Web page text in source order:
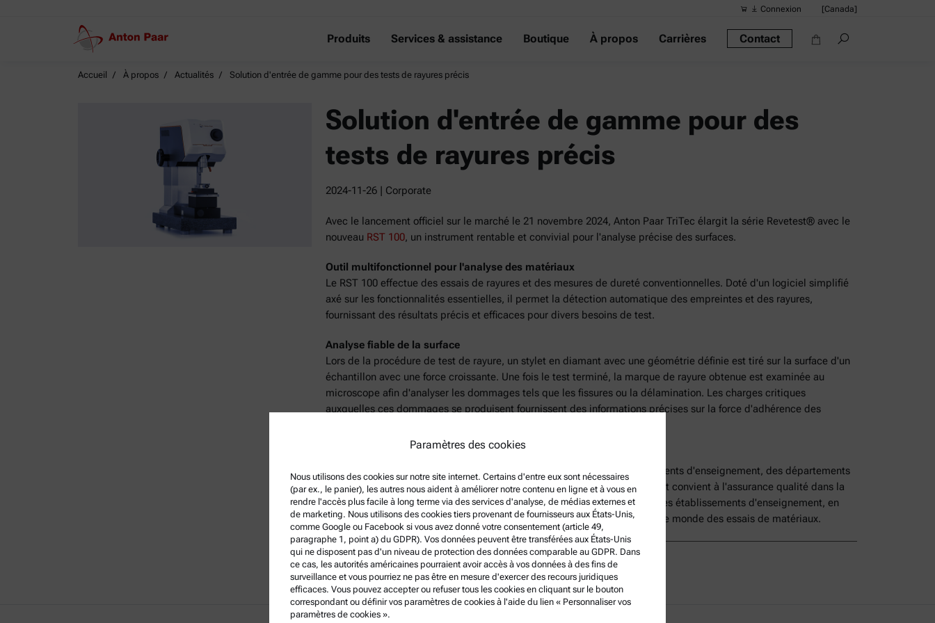
Connexion [Canada]
Produits Services & assistance Boutique À propos Carrières Contact
Accueil À propos Actualités Solution d'entrée de gamme pour des tests de rayures précis
Solution d'entrée de gamme pour des
tests de rayures précis
2024-11-26 | Corporate
Avec le lancement officiel sur le marché le 21 novembre 2024, Anton Paar TriTec élargit la série Revetest® avec le
nouveau RST 100, un instrument rentable et convivial pour l'analyse précise des surfaces.
Outil multifonctionnel pour l'analyse des matériaux
Le RST 100 effectue des essais de rayures et des mesures de dureté conventionnelles. Doté d'un logiciel simplifié
axé sur les fonctionnalités essentielles, il permet la détection automatique des empreintes et des rayures,
fournissant des résultats précis et efficaces pour divers besoins de test.
Analyse fiable de la surface
Lors de la procédure de test de rayure, un stylet en diamant avec une géométrie définie est tiré sur la surface d'un
échantillon avec une force croissante. Une fois le test terminé, la marque de rayure obtenue est examinée au
microscope afin d'analyser les dommages tels que les fissures ou la délamination. Les charges critiques
auxquelles ces dommages se produisent fournissent des informations précises sur la force d'adhérence des
Le RST 100 a été développé pour répondre aux exigences des établissements d'enseignement, des départements
de recherche et des entreprises disposant d'un budget limité. L'instrument convient à l'assurance qualité dans la
production ainsi qu'au développement de matériaux dans la recherche. Les établissements d'enseignement, en
particulier, bénéficient d'une solution conviviale qui facilite l'entrée dans le monde des essais de matériaux.
Partager cet article:
Paramètres des cookies
Nous utilisons des cookies sur notre site internet. Certains d'entre eux sont nécessaires
(par ex., le panier), les autres nous aident à améliorer notre contenu en ligne et à vous en
rendre l'accès plus facile à long terme via des services d'analyse, de médias externes et
de marketing. Nous utilisons des cookies tiers provenant de fournisseurs aux États-Unis,
comme Google ou Facebook si vous avez donné votre consentement (article 49,
paragraphe 1, point a) du GDPR). Vos données peuvent être transférées aux États-Unis
qui ne disposent pas d'un niveau de protection des données comparable au GDPR. Dans
ce cas, les autorités américaines pourraient avoir accès à vos données à des fins de
surveillance et vous pourriez ne pas être en mesure d'exercer des recours juridiques
efficaces. Vous pouvez accepter ou refuser tous les cookies en cliquant sur le bouton
correspondant ou définir vos paramètres de cookies à l'aide du lien « Personnaliser vos
paramètres de cookies ».